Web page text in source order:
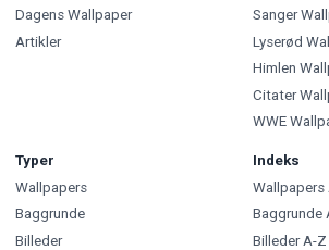
Dagens Wallpaper
Artikler
Sanger
Lyserød
Himlen
Citater
WWE
Typer
Wallpapers
Baggrunde
Billeder
Indeks
Wallpapers
Baggrunde
Billeder A-Z